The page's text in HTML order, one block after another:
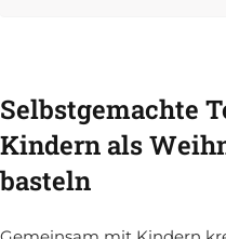
Selbstgemachte
Kindern als
basteln